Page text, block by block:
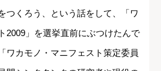
つくろう、という話をして、「ワ
2009」を選挙直前にぶつけたんで
ワカモノ・マニフェスト策定委員